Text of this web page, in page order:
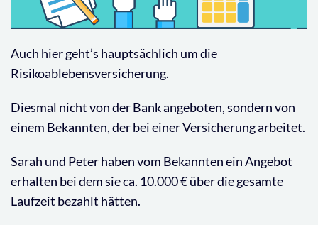
Auch hier geht’s hauptsächlich um die
Risikoablebensversicherung.
Diesmal nicht von der Bank angeboten, sondern von
einem Bekannten, der bei einer Versicherung arbeitet.
Sarah und Peter haben vom Bekannten ein Angebot
erhalten bei dem sie ca. 10.000 € über die gesamte
Laufzeit bezahlt hätten.